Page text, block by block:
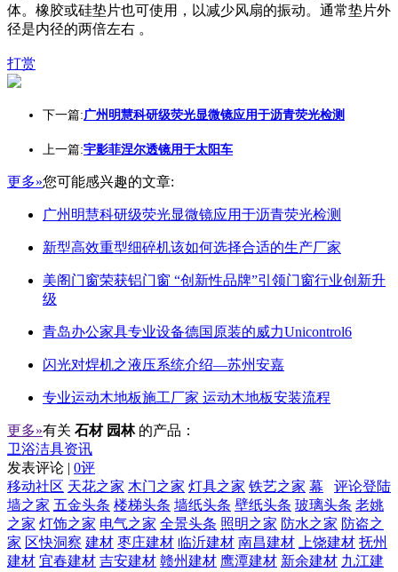
体。橡胶或硅垫片也可使用，以减少风扇的振动。通常垫片外
径是内径的两倍左右 。
打赏
下一篇:广州明慧科研级荧光显微镜应用于沥青荧光检测
上一篇:宇影菲涅尔透镜用于太阳车
更多»您可能感兴趣的文章:
广州明慧科研级荧光显微镜应用于沥青荧光检测
新型高效重型细碎机该如何选择合适的生产厂家
美阁门窗荣获铝门窗 “创新性品牌”引领门窗行业创新升
级
青岛办公家具专业设备德国原装的威力Unicontrol6
闪光对焊机之液压系统介绍—苏州安嘉
专业运动木地板施工厂家 运动木地板安装流程
更多»有关 石材 园林 的产品：
卫浴洁具资讯
发表评论 | 0评
评论登陆
移动社区 天花之家 木门之家 灯具之家 铁艺之家 幕
墙之家 五金头条 楼梯头条 墙纸头条 壁纸头条 玻璃头条 老姚
之家 灯饰之家 电气之家 全景头条 照明之家 防水之家 防盗之
家 区快洞察 建材 枣庄建材 临沂建材 南昌建材 上饶建材 抚州
建材 宜春建材 吉安建材 赣州建材 鹰潭建材 新余建材 九江建